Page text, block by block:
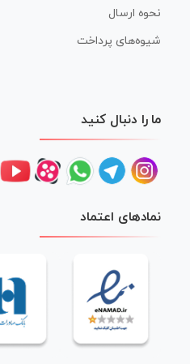
نحوه ارسال
شیوه‌های پرداخت
ما را دنبال کنید
نمادهای اعتماد